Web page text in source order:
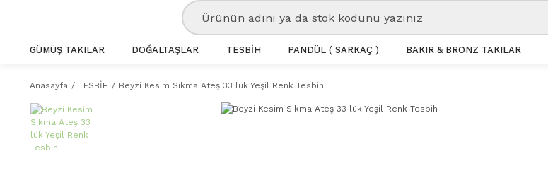
GÜMÜŞ TAKILAR DOĞALTAŞLAR TESBİH PANDÜL ( SARKAÇ ) BAKIR & BRONZ TAKILAR
Anasayfa TESBİH Beyzi Kesim Sıkma Ateş 33 lük Yeşil Renk Tesbih